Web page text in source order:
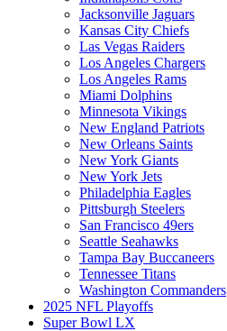
Jacksonville Jaguars
Kansas City Chiefs
Las Vegas Raiders
Los Angeles Chargers
Los Angeles Rams
Miami Dolphins
Minnesota Vikings
New England Patriots
New Orleans Saints
New York Giants
New York Jets
Philadelphia Eagles
Pittsburgh Steelers
San Francisco 49ers
Seattle Seahawks
Tampa Bay Buccaneers
Tennessee Titans
Washington Commanders
2025 NFL Playoffs
Super Bowl LX